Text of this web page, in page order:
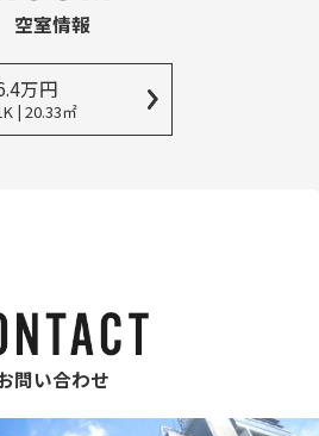
空室情報
万円
| 20.33㎡
問い合わせ